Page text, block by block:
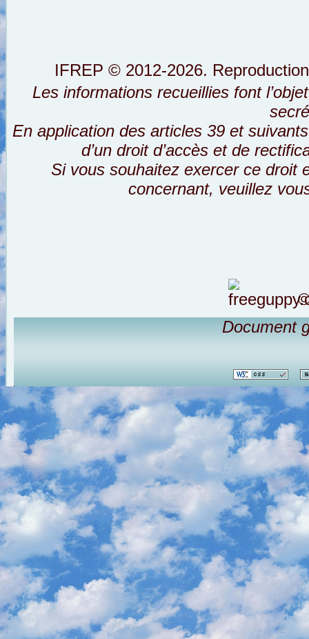
IFREP © 2012-2026.
Les informations recueillies font
En application des articles 39 et
d’un droit d’accès et de
Si vous souhaitez exercer ce droit
concernant, veuillez
©
Document